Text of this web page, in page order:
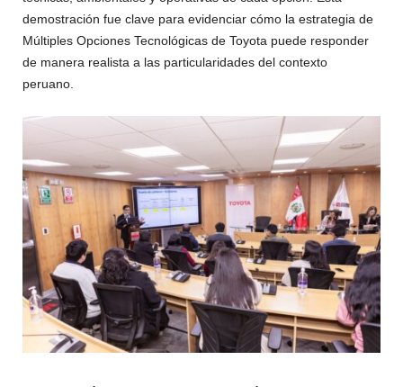
demostración fue clave para evidenciar cómo la estrategia de
Múltiples Opciones Tecnológicas de Toyota puede responder
de manera realista a las particularidades del contexto
peruano.